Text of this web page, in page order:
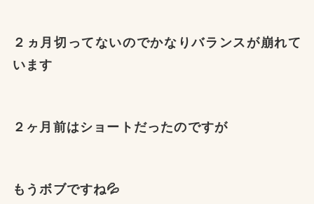
２ヵ月切ってないのでかなりバランスが崩れて
います
２ヶ月前はショートだったのですが
もうボブですね💦